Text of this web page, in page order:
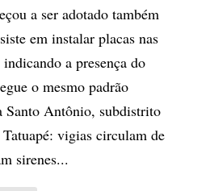
a ser adotado também
em instalar placas nas
a presença do
o mesmo padrão
Santo Antônio, subdistrito
vigias circulam de
sirenes...